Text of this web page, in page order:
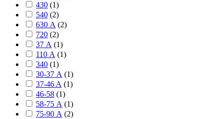
430 (1)
540 (2)
630 А (2)
720 (2)
37 А (1)
110 А (1)
340 (1)
30-37 А (1)
37-46 A (1)
46-58 (1)
58-75 А (1)
75-90 А (2)